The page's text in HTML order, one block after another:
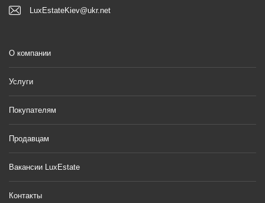
LuxEstateKiev@ukr.net
О компании
Услуги
Покупателям
Продавцам
Вакансии LuxEstate
Контакты